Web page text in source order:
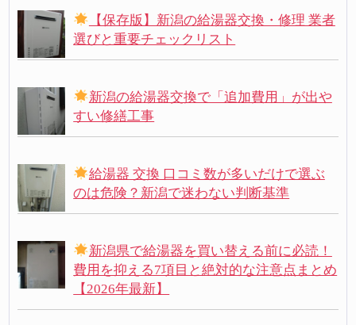
【保存版】新潟の給湯器交換・修理 業者
選びと重要チェックリスト
新潟の給湯器交換で「追加費用」が出や
すい修繕工事
給湯器 交換 口コミ数が多いだけで選ぶ
のは危険？新潟で迷わない判断基準
新潟県で給湯器を買い替える前に必読！
費用を抑える7項目と絶対的な注意点まとめ
【2026年最新】